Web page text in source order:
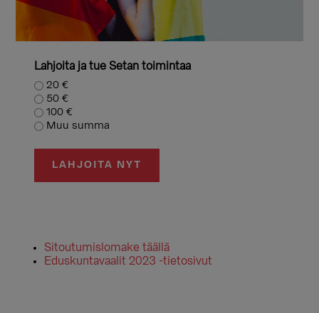
Lahjoita ja tue Setan toimintaa
20 €
50 €
100 €
Muu summa
LAHJOITA NYT
Sitoutumislomake täällä
Eduskuntavaalit 2023 -tietosivut